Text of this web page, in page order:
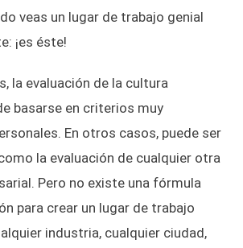
veas un lugar de trabajo genial
¡es éste!
la evaluación de la cultura
basarse en criterios muy
En otros casos, puede ser
la evaluación de cualquier otra
Pero no existe una fórmula
para crear un lugar de trabajo
industria, cualquier ciudad,